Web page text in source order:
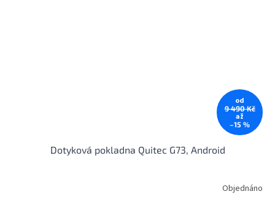
od
9 490 Kč
až
–15 %
Dotyková pokladna Quitec G73, Android
Objednáno